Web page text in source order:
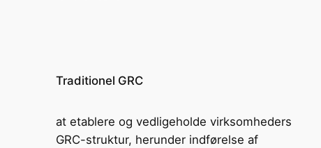
Traditionel GRC
at etablere og vedligeholde virksomheders
GRC-struktur, herunder indførelse af